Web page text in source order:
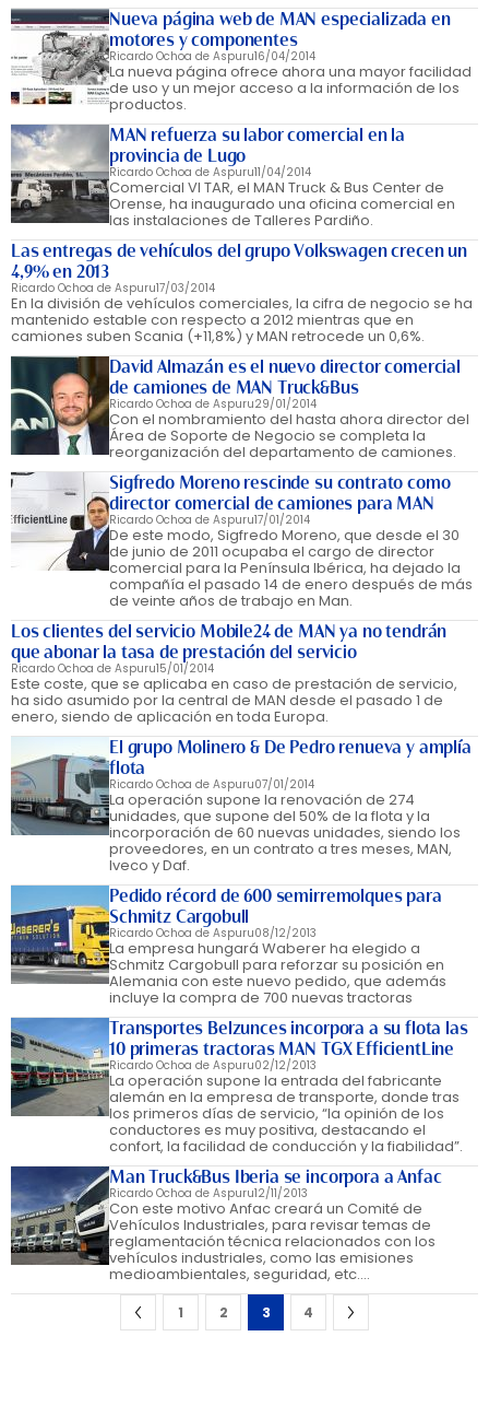
Nueva página web de MAN especializada en
motores y componentes
Ricardo Ochoa de Aspuru16/04/2014
La nueva página ofrece ahora una mayor facilidad
de uso y un mejor acceso a la información de los
productos.
MAN refuerza su labor comercial en la
provincia de Lugo
Ricardo Ochoa de Aspuru11/04/2014
Comercial VI TAR, el MAN Truck & Bus Center de
Orense, ha inaugurado una oficina comercial en
las instalaciones de Talleres Pardiño.
Las entregas de vehículos del grupo Volkswagen crecen un
4,9% en 2013
Ricardo Ochoa de Aspuru17/03/2014
En la división de vehículos comerciales, la cifra de negocio se ha
mantenido estable con respecto a 2012 mientras que en
camiones suben Scania (+11,8%) y MAN retrocede un 0,6%.
David Almazán es el nuevo director comercial
de camiones de MAN Truck&Bus
Ricardo Ochoa de Aspuru29/01/2014
Con el nombramiento del hasta ahora director del
Área de Soporte de Negocio se completa la
reorganización del departamento de camiones.
Sigfredo Moreno rescinde su contrato como
director comercial de camiones para MAN
Ricardo Ochoa de Aspuru17/01/2014
De este modo, Sigfredo Moreno, que desde el 30
de junio de 2011 ocupaba el cargo de director
comercial para la Península Ibérica, ha dejado la
compañía el pasado 14 de enero después de más
de veinte años de trabajo en Man.
Los clientes del servicio Mobile24 de MAN ya no tendrán
que abonar la tasa de prestación del servicio
Ricardo Ochoa de Aspuru15/01/2014
Este coste, que se aplicaba en caso de prestación de servicio,
ha sido asumido por la central de MAN desde el pasado 1 de
enero, siendo de aplicación en toda Europa.
El grupo Molinero & De Pedro renueva y amplía
flota
Ricardo Ochoa de Aspuru07/01/2014
La operación supone la renovación de 274
unidades, que supone del 50% de la flota y la
incorporación de 60 nuevas unidades, siendo los
proveedores, en un contrato a tres meses, MAN,
Iveco y Daf.
Pedido récord de 600 semirremolques para
Schmitz Cargobull
Ricardo Ochoa de Aspuru08/12/2013
La empresa hungará Waberer ha elegido a
Schmitz Cargobull para reforzar su posición en
Alemania con este nuevo pedido, que además
incluye la compra de 700 nuevas tractoras
Transportes Belzunces incorpora a su flota las
10 primeras tractoras MAN TGX EfficientLine
Ricardo Ochoa de Aspuru02/12/2013
La operación supone la entrada del fabricante
alemán en la empresa de transporte, donde tras
los primeros días de servicio, “la opinión de los
conductores es muy positiva, destacando el
confort, la facilidad de conducción y la fiabilidad”.
Man Truck&Bus Iberia se incorpora a Anfac
Ricardo Ochoa de Aspuru12/11/2013
Con este motivo Anfac creará un Comité de
Vehículos Industriales, para revisar temas de
reglamentación técnica relacionados con los
vehículos industriales, como las emisiones
medioambientales, seguridad, etc.…
1 2 3 4